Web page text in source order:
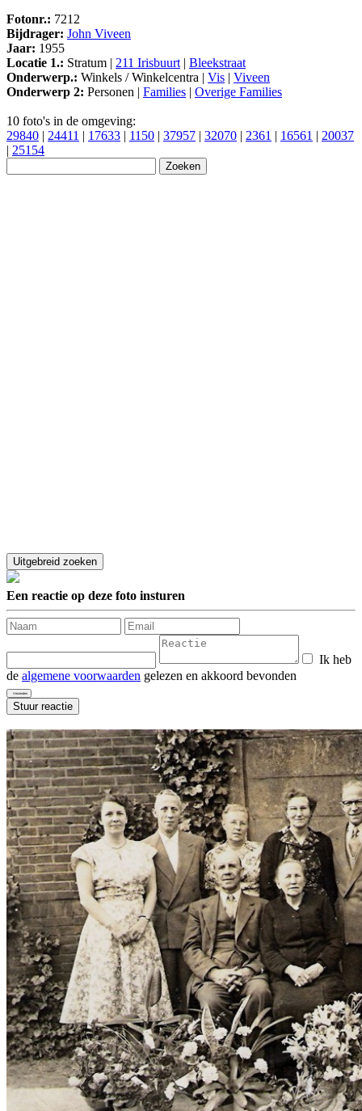
Fotonr.: 7212
Bijdrager: John Viveen
Jaar: 1955
Locatie 1.: Stratum | 211 Irisbuurt | Bleekstraat
Onderwerp.: Winkels / Winkelcentra | Vis | Viveen
Onderwerp 2: Personen | Families | Overige Families
10 foto's in de omgeving:
29840 | 24411 | 17633 | 1150 | 37957 | 32070 | 2361 | 16561 | 20037
| 25154
Een reactie op deze foto insturen
Ik heb
de algemene voorwaarden gelezen en akkoord bevonden